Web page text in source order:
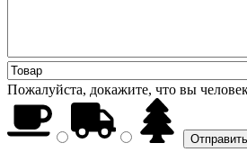
Пожалуйста, докажите, что вы